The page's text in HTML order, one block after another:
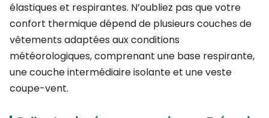
élastiques et respirantes. N’oubliez pas que votre
confort thermique dépend de plusieurs couches de
vêtements adaptées aux conditions
météorologiques, comprenant une base respirante,
une couche intermédiaire isolante et une veste
coupe-vent.